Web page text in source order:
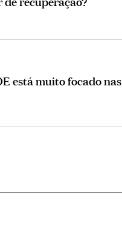
está muito focado nas